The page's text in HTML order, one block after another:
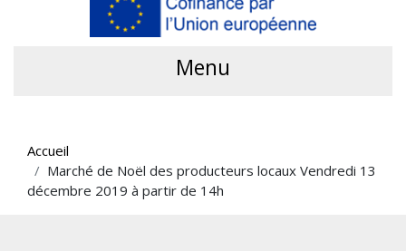
Menu
Accueil
Marché de Noël des producteurs locaux Vendredi 13
décembre 2019 à partir de 14h